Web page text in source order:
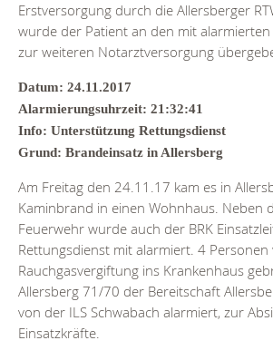
Erstversorgung durch die Allersberger
wurde der Patient an den mit
zur weiteren Notarztversorgung
Datum: 24.11.2017
Alarmierungsuhrzeit: 21:32:41
Info: Unterstützung Rettungsdienst
Grund: Brandeinsatz in Allersberg
Am Freitag den 24.11.17 kam es in
Kaminbrand in einen Wohnhaus. Neben
Feuerwehr wurde auch der BRK
Rettungsdienst mit alarmiert. 4
Rauchgasvergiftung ins Krankenhaus
Allersberg 71/70 der Bereitschaft
von der ILS Schwabach alarmiert, zur
Einsatzkräfte.